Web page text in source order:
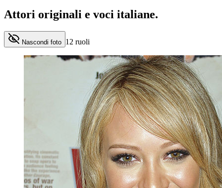
Attori originali e voci italiane.
Nascondi foto 12 ruoli